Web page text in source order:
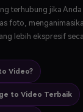
terhubung jika Anda
foto,
lebih ekspresif
Video?
to Video Terbaik